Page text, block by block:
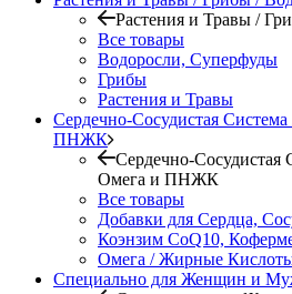
Растения и Травы /
Все товары
Водоросли, Суперфуды
Грибы
Растения и Травы
Сердечно-Сосудистая
ПНЖК
Сердечно-Сосудистая
Омега и ПНЖК
Все товары
Добавки для Сердца,
Коэнзим CoQ10,
Омега / Жирные
Специально для Женщин и